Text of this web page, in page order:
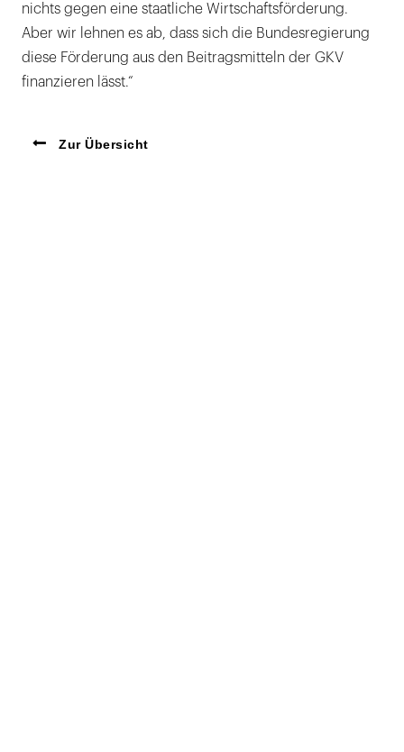
nichts gegen eine staatliche Wirtschaftsförderung.
Aber wir lehnen es ab, dass sich die Bundesregierung
diese Förderung aus den Beitragsmitteln der GKV
finanzieren lässt.“
Zur Übersicht